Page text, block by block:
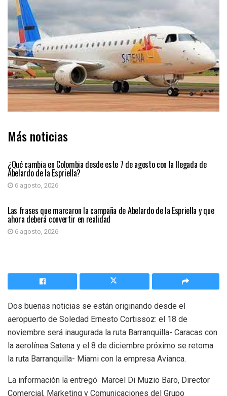
Más noticias
¿Qué cambia en Colombia desde este 7 de agosto con la llegada de
Abelardo de la Espriella?
6 agosto, 2026
PRIMER PLANO
Las frases que marcaron la campaña de Abelardo de la Espriella y que
ahora deberá convertir en realidad
6 agosto, 2026
Dos buenas noticias se están originando desde el
aeropuerto de Soledad Ernesto Cortissoz: el 18 de
noviembre será inaugurada la ruta Barranquilla- Caracas con
la aerolínea Satena y el 8 de diciembre próximo se retoma
la ruta Barranquilla- Miami con la empresa Avianca.
La información la entregó Marcel Di Muzio Baro, Director
Comercial, Marketing y Comunicaciones del Grupo